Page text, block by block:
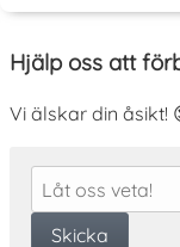
Hjälp oss att
Vi älskar din åsikt!